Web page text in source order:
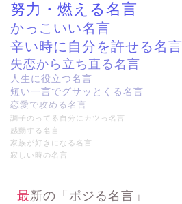
努力・燃える名言
かっこいい名言
辛い時に自分を許せる名言
失恋から立ち直る名言
人生に役立つ名言
短い一言でグサッとくる名言
恋愛で攻める名言
調子のってる自分にカツっ名言
感動する名言
家族が好きになる名言
寂しい時の名言
最新の「ポジる名言」